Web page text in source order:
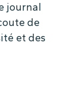
journal
de
et des